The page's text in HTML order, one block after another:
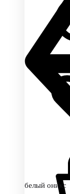
белый оникс